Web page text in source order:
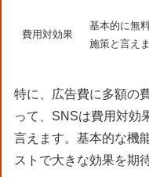
費用対効果
基本的に無
施策と言えま
特に、広告費に多額の
って、SNSは費用対効
言えます。基本的な機
ストで大きな効果を期